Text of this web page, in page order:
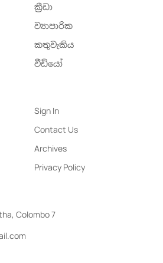
ක්‍රී​ඩා
ව්‍යාපාරික
කතුවැකිය
වීඩියෝ
Sign In
Contact Us
Archives
Privacy Policy
Colombo 7